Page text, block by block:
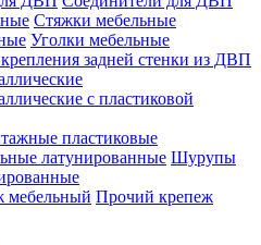
Стяжки мебельные
Уголки мебельные
задней стенки из ДВП
с пластиковой
пластиковые
Шурупы
Прочий крепеж